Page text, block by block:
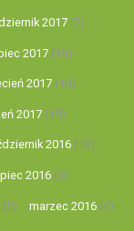
2017 (7)
2017(18)
2017(10)
2017(19)
2016(13)
2016 (3)
(5) marzec 2016 (4)